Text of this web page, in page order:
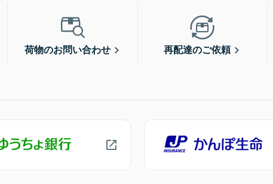
荷物のお問い合わせ 再配達のご依頼